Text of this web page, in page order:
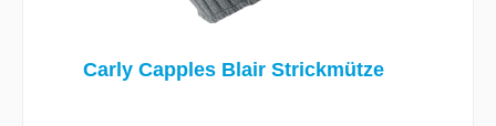
Carly Capples Blair Strickmütze